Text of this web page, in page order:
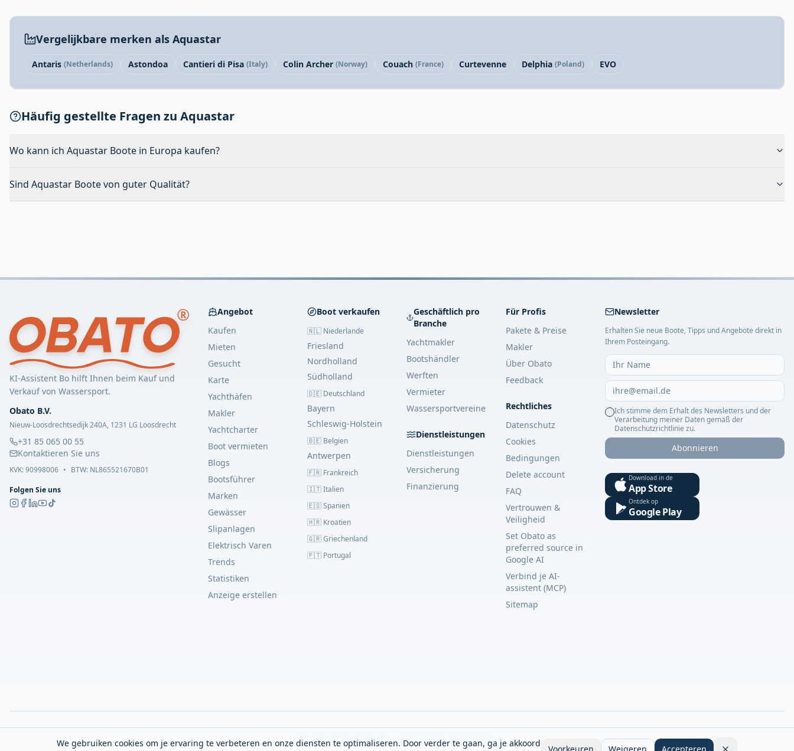
We gebruiken cookies om je ervaring te verbeteren en onze diensten te optimaliseren. Door verder te gaan, ga je akkoord
Vergelijkbare merken als Aquastar
Antaris (Netherlands) Astondoa Cantieri di Pisa (Italy) Colin Archer (Norway) Couach (France) Curtevenne Delphia (Poland) EVO
Häufig gestellte Fragen zu Aquastar
Wo kann ich Aquastar Boote in Europa kaufen?
Sind Aquastar Boote von guter Qualität?
KI-Assistent Bo hilft Ihnen beim Kauf und
Verkauf von Wassersport.
Obato B.V.
Nieuw-Loosdrechtsedijk 240A, 1231 LG Loosdrecht
+31 85 065 00 55
Kontaktieren Sie uns
KVK:90998006 • BTW: NL865521670B01
Folgen Sie uns
Angebot
Kaufen
Mieten
Gesucht
Karte
Yachthäfen
Makler
Yachtcharter
Boot vermieten
Blogs
Bootsführer
Marken
Gewässer
Slipanlagen
Elektrisch Varen
Trends
Statistiken
Anzeige erstellen
Boot verkaufen
🇳🇱 Niederlande
Friesland
Nordholland
Südholland
🇩🇪 Deutschland
Bayern
Schleswig-Holstein
🇧🇪 Belgien
Antwerpen
🇫🇷 Frankreich
🇮🇹 Italien
🇪🇸 Spanien
🇭🇷 Kroatien
🇬🇷 Griechenland
🇵🇹 Portugal
Geschäftlich pro
Branche
Yachtmakler
Bootshändler
Werften
Vermieter
Wassersportvereine
Dienstleistungen
Dienstleistungen
Versicherung
Finanzierung
Für Profis
Pakete & Preise
Makler
Über Obato
Feedback
Rechtliches
Datenschutz
Cookies
Bedingungen
Delete account
FAQ
Vertrouwen &
Veiligheid
Set Obato as
preferred source in
Google AI
Verbind je AI-
assistent (MCP)
Sitemap
Newsletter
Erhalten Sie neue Boote, Tipps und Angebote direkt in
Ihrem Posteingang.
Ich stimme dem Erhalt des Newsletters und der
Verarbeitung meiner Daten gemäß der
Datenschutzrichtlinie zu.
Abonnieren
Download in de
App Store
Ontdek op
Google Play